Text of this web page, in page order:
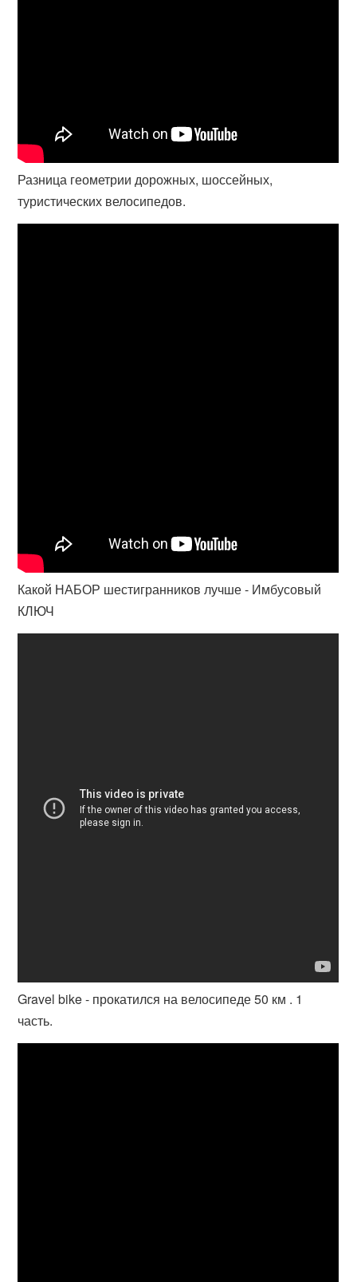
Разница геометрии дорожных, шоссейных,
туристических велосипедов.
Какой НАБОР шестигранников лучше - Имбусовый
КЛЮЧ
Gravel bike - прокатился на велосипеде 50 км . 1
часть.